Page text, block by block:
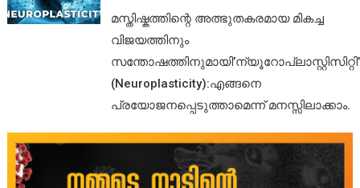
മസ്തിഷ്കത്തിന്റെ അത്ഭുതകരമായ മികച്ച
വിജയത്തിനും
സന്തോഷത്തിനുമായി’ന്യൂറോപ്ലാസ്റ്റിസിറ്റി’
(Neuroplasticity):എങ്ങനെ
പ്രയോജനപ്പെടുത്താമെന്ന് മനസ്സിലാക്കാം.